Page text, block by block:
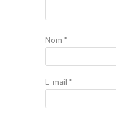
Nom *
E-mail *